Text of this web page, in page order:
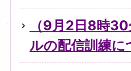
（9月2日8時
ルの配信訓練に